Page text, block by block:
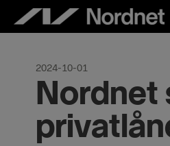
Hoppa
2024-10-01
Nordnet